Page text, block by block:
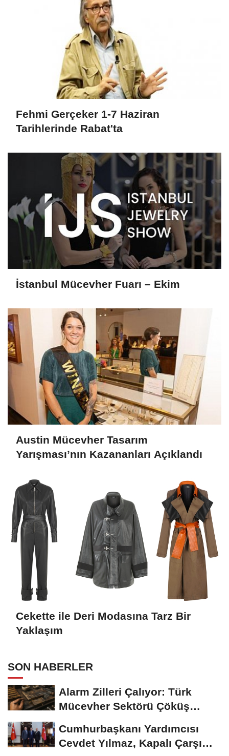
Fehmi Gerçeker 1-7 Haziran
Tarihlerinde Rabat'ta
İstanbul Mücevher Fuarı – Ekim
Austin Mücevher Tasarım
Yarışması’nın Kazananları Açıklandı
Cekette ile Deri Modasına Tarz Bir
Yaklaşım
SON HABERLER
Alarm Zilleri Çalıyor: Türk
Mücevher Sektörü Çöküş
Cumhurbaşkanı Yardımcısı
Cevdet Yılmaz, Kapalı Çarşı